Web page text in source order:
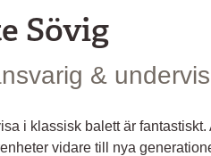
Sövig
&
i klassisk balett är fantastiskt.
vidare till nya